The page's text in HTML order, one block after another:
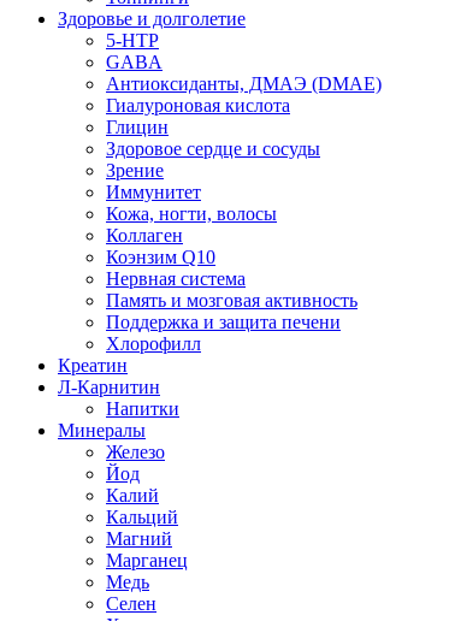
Здоровье и долголетие
5-HTP
GABA
Антиоксиданты, ДМАЭ (DMAE)
Гиалуроновая кислота
Глицин
Здоровое сердце и сосуды
Зрение
Иммунитет
Кожа, ногти, волосы
Коллаген
Коэнзим Q10
Нервная система
Память и мозговая активность
Поддержка и защита печени
Хлорофилл
Креатин
Л-Карнитин
Напитки
Минералы
Железо
Йод
Калий
Кальций
Магний
Марганец
Медь
Селен